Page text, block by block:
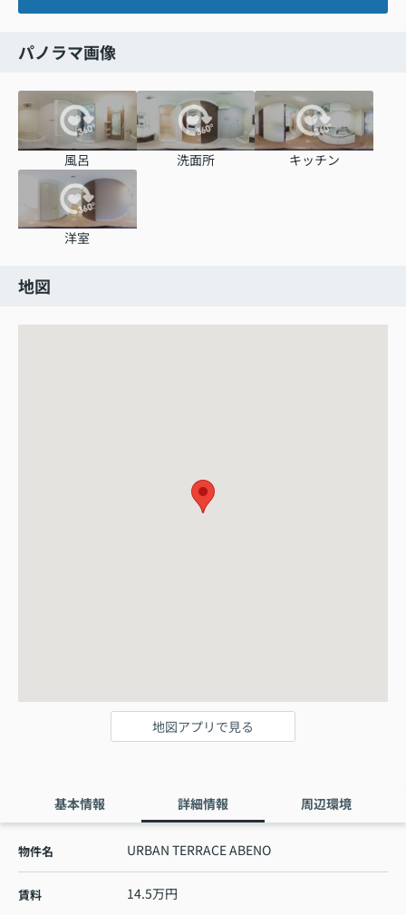
パノラマ画像
風呂 洗面所 キッチン
洋室
地図
地図アプリで見る
基本情報 詳細情報 周辺環境
物件名 URBAN TERRACE ABENO
賃料 14.5万円